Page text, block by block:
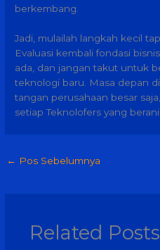
berkembang.
Jadi, mulailah langkah kecil
Evaluasi kembali fondasi
ada, dan jangan takut untuk
teknologi baru. Masa depan
tangan perusahaan besar
setiap Teknolofers yang
← Pos Sebelumnya
Related Posts